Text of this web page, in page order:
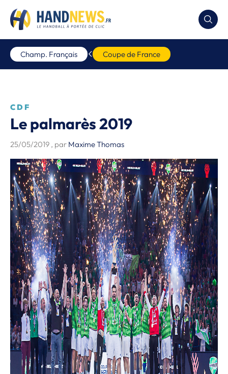
Champ. Français Coupe de France
CDF
Le palmarès 2019
25/05/2019 , par Maxime Thomas